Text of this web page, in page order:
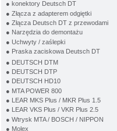
● konektory Deutsch DT
● Złącza z adapterem odgiętki
● Złącza Deutsch DT z przewodami
● Narzędzia do demontażu
● Uchwyty / zaślepki
● Praska zaciskowa Deutsch DT
● DEUTSCH DTM
● DEUTSCH DTP
● DEUTSCH HD10
● MTA POWER 800
● LEAR MKS Plus / MKR Plus 1.5
● LEAR VKS Plus / VKR Plus 2.5
● Wtrysk MTA / BOSCH / NIPPON
● Molex